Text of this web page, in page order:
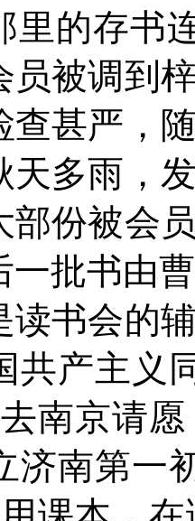
里的存书
员被调到
查甚严，
天多雨，
部份被会
一批书由
读书会的
共产主义
南京请
济南第一